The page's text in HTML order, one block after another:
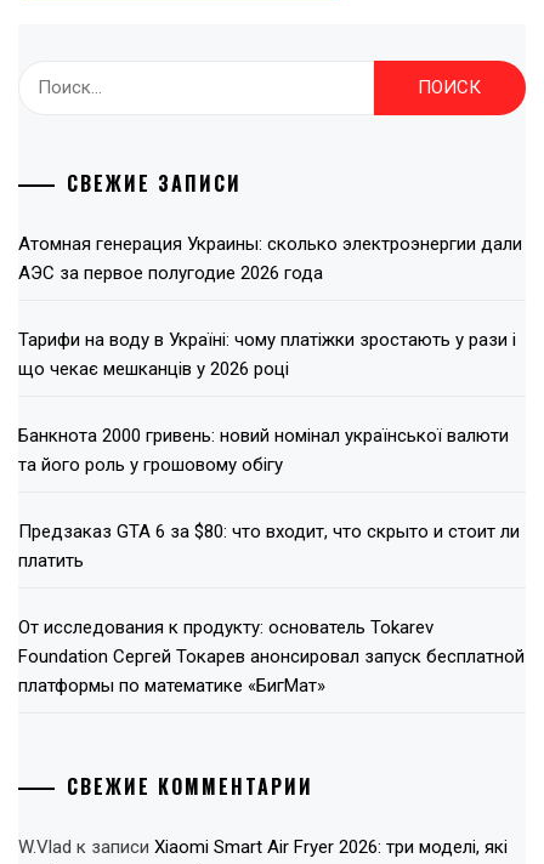
Найти:
СВЕЖИЕ ЗАПИСИ
Атомная генерация Украины: сколько электроэнергии дали
АЭС за первое полугодие 2026 года
Тарифи на воду в Україні: чому платіжки зростають у рази і
що чекає мешканців у 2026 році
Банкнота 2000 гривень: новий номінал української валюти
та його роль у грошовому обігу
Предзаказ GTA 6 за $80: что входит, что скрыто и стоит ли
платить
От исследования к продукту: основатель Tokarev
Foundation Сергей Токарев анонсировал запуск бесплатной
платформы по математике «БигМат»
СВЕЖИЕ КОММЕНТАРИИ
W.Vlad к записи Xiaomi Smart Air Fryer 2026: три моделі, які